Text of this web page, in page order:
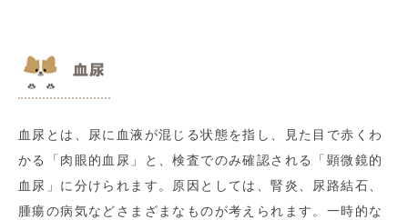
血尿
血尿とは、尿に血液が混じる状態を指し、見た目で赤くわ
かる「肉眼的血尿」と、検査でのみ確認される「顕微鏡的
血尿」に分けられます。原因としては、腎炎、尿路結石、
腫瘍の病気などさまざまなものが考えられます。一時的な